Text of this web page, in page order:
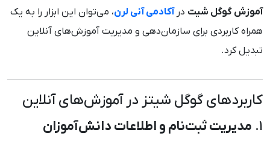
آموزش گوگل شیت درآکادمی آنی لرن، می‌توان این ابزار را به یک
همراه کاربردی برای سازمان‌دهی و مدیریت آموزش‌های آنلاین
تبدیل کرد.
کاربردهای گوگل شیتز در آموزش‌های آنلاین
1. مدیریت ثبت‌نام و اطلاعات دانش‌آموزان